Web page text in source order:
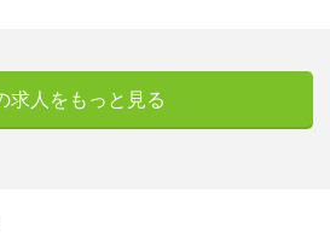
求人をもっと見る